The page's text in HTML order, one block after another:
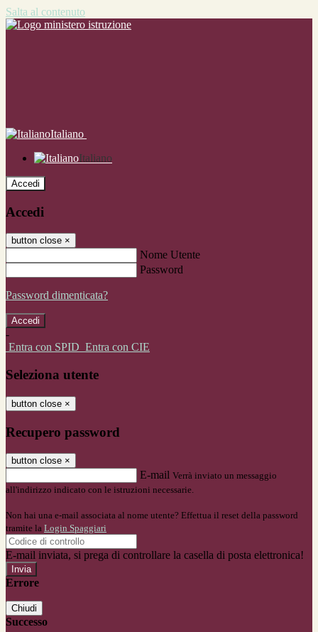
Salta al contenuto
Italiano
Italiano
Accedi
Accedi
button close ×
Nome Utente
Password
Password dimenticata?
-
Entra con SPID Entra con CIE
Seleziona utente
button close ×
Recupero password
button close ×
E-mail Verrà inviato un messaggio
all'indirizzo indicato con le istruzioni necessarie.
Non hai una e-mail associata al nome utente? Effettua il reset della password
tramite la Login Spaggiari
E-mail inviata, si prega di controllare la casella di posta elettronica!
Errore
Chiudi
Successo